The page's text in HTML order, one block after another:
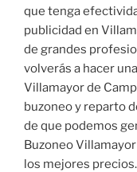
que tenga
publicidad en
de grandes
volverás a hacer
Villamayor de
buzoneo y reparto
de que podemos
Buzoneo
los mejores